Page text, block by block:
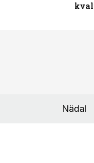
Nädal